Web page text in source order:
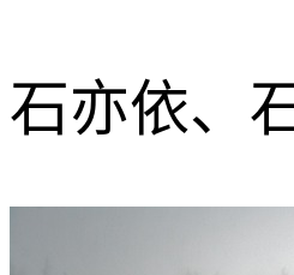
石亦依、